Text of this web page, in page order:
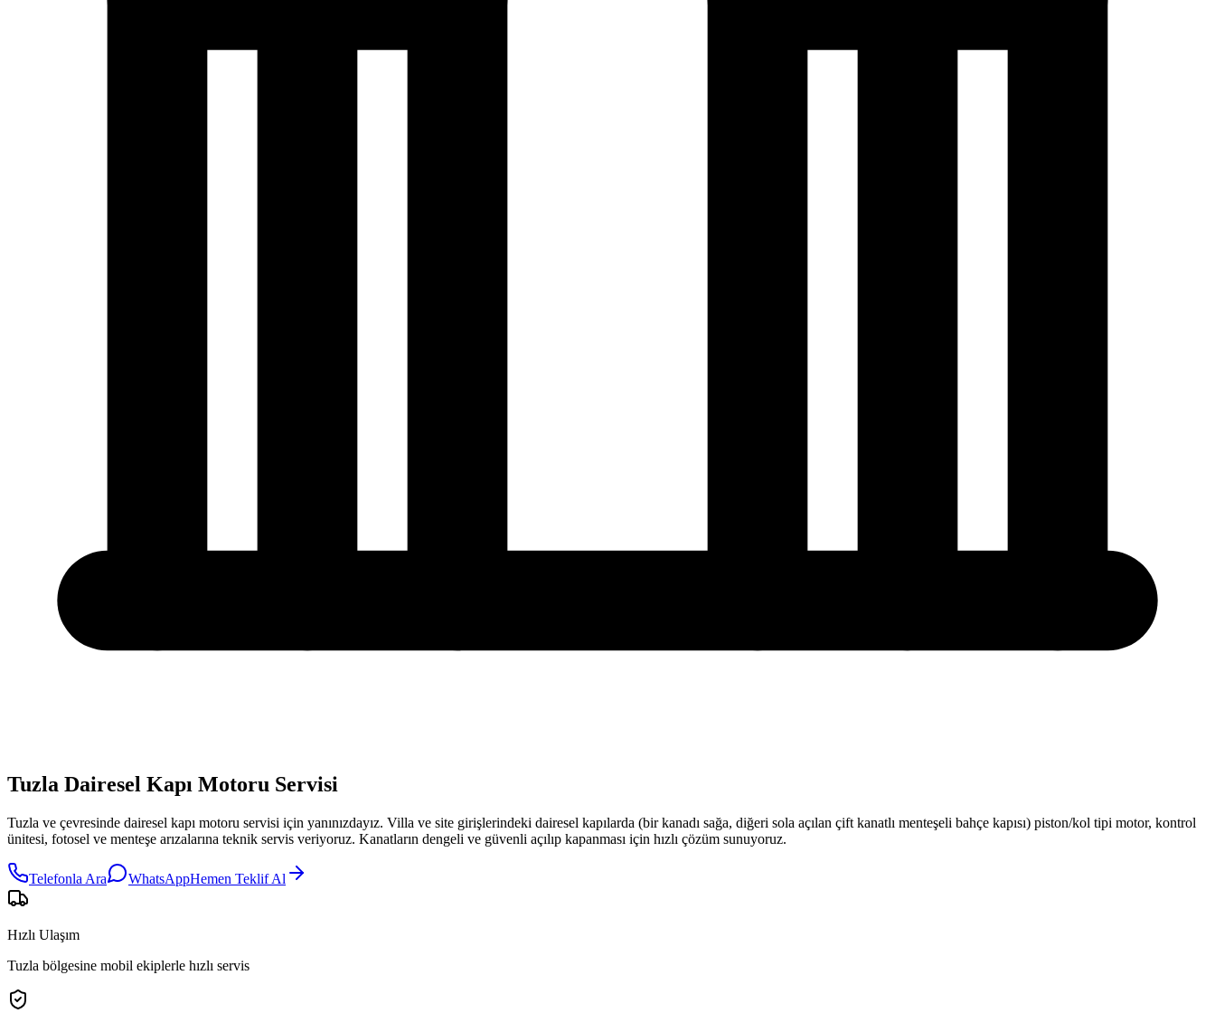
Tuzla Dairesel Kapı Motoru Servisi
Tuzla ve çevresinde dairesel kapı motoru servisi için yanınızdayız. Villa ve site girişlerindeki dairesel kapılarda (bir kanadı sağa, diğeri sola açılan çift kanatlı menteşeli bahçe kapısı) piston/kol tipi motor, kontrol
ünitesi, fotosel ve menteşe arızalarına teknik servis veriyoruz. Kanatların dengeli ve güvenli açılıp kapanması için hızlı çözüm sunuyoruz.
Telefonla Ara WhatsAppHemen Teklif Al
Hızlı Ulaşım
Tuzla bölgesine mobil ekiplerle hızlı servis